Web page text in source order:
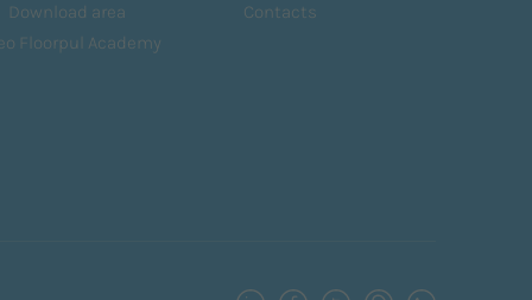
Download area
Floorpul Academy
Contacts